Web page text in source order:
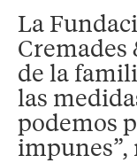
La
Cremades
de la
las
podemos
impunes”,